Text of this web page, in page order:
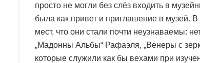
просто не могли без слёз входить в
была как привет и приглашение в музей. В
мест, что они стали почти неузнаваемы:
„Мадонны Альбы“ Рафаэля, „Венеры с
которые служили как бы вехами при